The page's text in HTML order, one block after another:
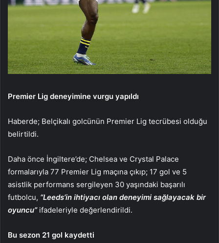
Premier Lig deneyimine vurgu yapıldı
Haberde; Belçikalı golcünün Premier Lig tecrübesi olduğu
belirtildi.
Daha önce İngiltere’de; Chelsea ve Crystal Palace
formalarıyla 77 Premier Lig maçına çıkıp; 17 gol ve 5
asistlik performans sergileyen 30 yaşındaki başarılı
futbolcu, “Leeds’in ihtiyacı olan deneyimi sağlayacak bir
oyuncu” ifadeleriyle değerlendirildi.
Bu sezon 21 gol kaydetti